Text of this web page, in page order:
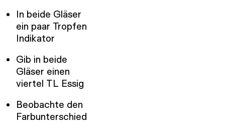
In beide Gläser
ein paar Tropfen
Indikator
Gib in beide
Gläser einen
viertel TL Essig
Beobachte den
Farbunterschied